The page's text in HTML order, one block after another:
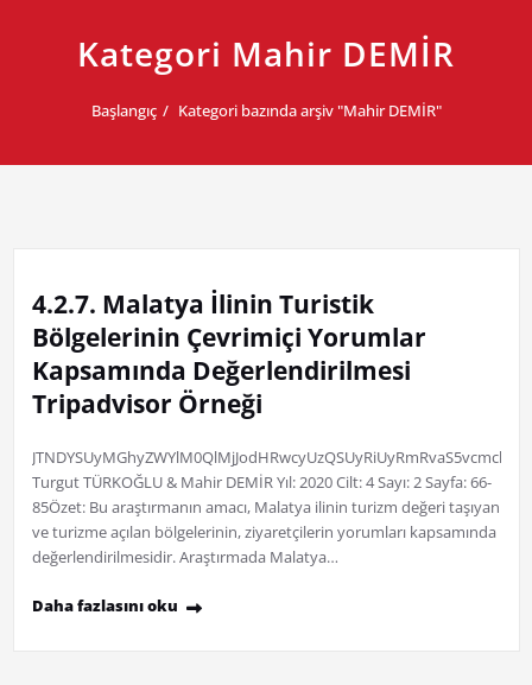
Kategori Mahir DEMİR
Başlangıç Kategori bazında arşiv "Mahir DEMİR"
4.2.7. Malatya İlinin Turistik
Bölgelerinin Çevrimiçi Yorumlar
Kapsamında Değerlendirilmesi
Tripadvisor Örneği
Turgut TÜRKOĞLU & Mahir DEMİR Yıl: 2020 Cilt: 4 Sayı: 2 Sayfa: 66-
85Özet: Bu araştırmanın amacı, Malatya ilinin turizm değeri taşıyan
ve turizme açılan bölgelerinin, ziyaretçilerin yorumları kapsamında
değerlendirilmesidir. Araştırmada Malatya…
Daha fazlasını oku